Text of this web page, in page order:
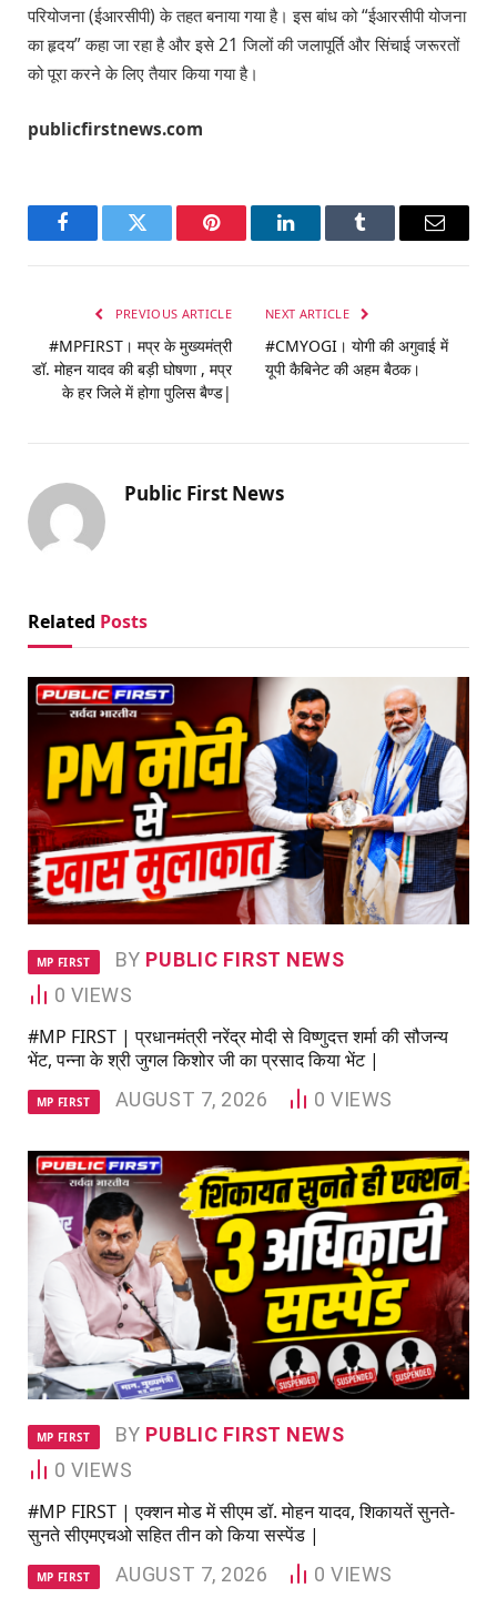
परियोजना (ईआरसीपी) के तहत बनाया गया है। इस बांध को “ईआरसीपी योजना
का हृदय” कहा जा रहा है और इसे 21 जिलों की जलापूर्ति और सिंचाई जरूरतों
को पूरा करने के लिए तैयार किया गया है।
publicfirstnews.com
FacebookTwitter Pinterest LinkedInTumblr Email
PREVIOUS ARTICLE
#MPFIRST। मप्र के मुख्यमंत्री
डॉ. मोहन यादव की बड़ी घोषणा , मप्र
के हर जिले में होगा पुलिस बैण्ड|
NEXT ARTICLE
#CMYOGI। योगी की अगुवाई में
यूपी कैबिनेट की अहम बैठक।
Public First News
Related Posts
MP FIRST BY PUBLIC FIRST NEWS
0 VIEWS
#MP FIRST | प्रधानमंत्री नरेंद्र मोदी से विष्णुदत्त शर्मा की सौजन्य
भेंट, पन्ना के श्री जुगल किशोर जी का प्रसाद किया भेंट |
MP FIRST AUGUST 7, 2026 0VIEWS
MP FIRST BY PUBLIC FIRST NEWS
0 VIEWS
#MP FIRST | एक्शन मोड में सीएम डॉ. मोहन यादव, शिकायतें सुनते-
सुनते सीएमएचओ सहित तीन को किया सस्पेंड |
MP FIRST AUGUST 7, 2026 0VIEWS